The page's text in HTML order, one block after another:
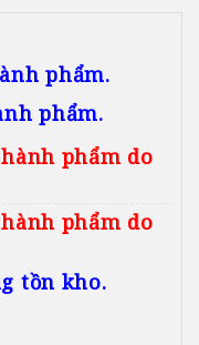
phẩm.
phẩm.
phẩm do
phẩm do
tồn kho.